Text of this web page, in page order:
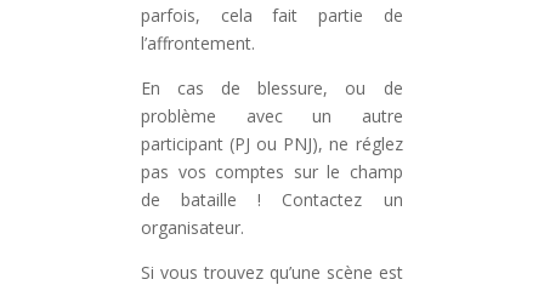
parfois, cela fait partie de
l’affrontement.
En cas de blessure, ou de
problème avec un autre
participant (PJ ou PNJ), ne réglez
pas vos comptes sur le champ
de bataille ! Contactez un
organisateur.
Si vous trouvez qu’une scène est